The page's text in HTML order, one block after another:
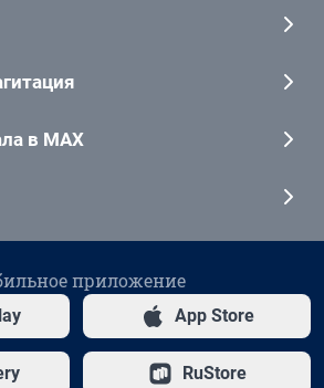
в MAX
приложение
App Store
RuStore